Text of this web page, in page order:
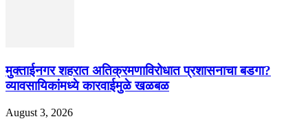
मुक्ताईनगर शहरात अतिक्रमणाविरोधात प्रशासनाचा बडगा?
व्यावसायिकांमध्ये कारवाईमुळे खळबळ
August 3, 2026